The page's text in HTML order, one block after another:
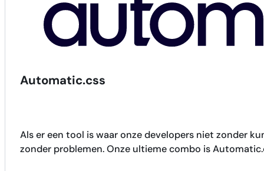
Automatic.css
Als er een tool is waar onze developers niet zonder
zonder problemen. Onze ultieme combo is